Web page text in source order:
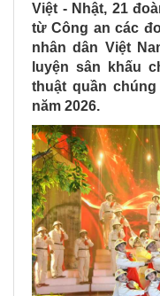
Việt - Nhật, 21
từ Công an các
nhân dân Việt
luyện sân khấu
thuật quần
năm 2026.